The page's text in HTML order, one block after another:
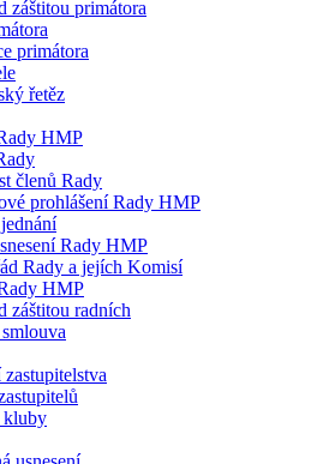
záštitou primátora
primátora
řetěz
HMP
členů Rady
prohlášení Rady HMP
Rady HMP
Rady a jejích Komisí
HMP
záštitou radních
zastupitelstva
kluby